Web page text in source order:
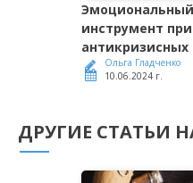
инструмент
Ольга Гладченко
10.06.2024 г.
ДРУГИЕ СТАТЬИ